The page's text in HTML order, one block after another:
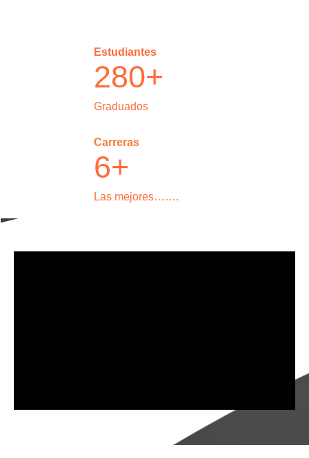
Estudiantes
280+
Graduados
Carreras
6+
Las mejores…….